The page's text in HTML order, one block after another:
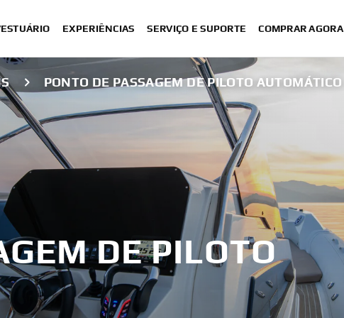
EXPERIÊNCIAS SERVIÇO E SUPORTE COMPRAR AGORA
PONTO DE PASSAGEM DE PILOTO AUTOMÁTICO
DE PILOTO